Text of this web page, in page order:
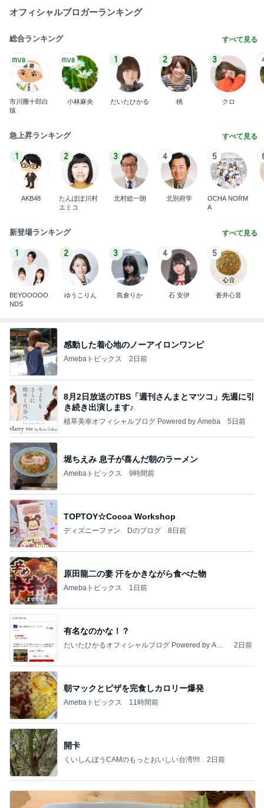
オフィシャルブロガーランキング
総合ランキング すべて見る
市川團十郎白
猿
小林麻央
1
だいたひかる
2
桃
3
クロ
急上昇ランキング すべて見る
1
AKB48
2
たんぽぽ川村
エミコ
3
北村総一朗
4
北別府学
5
OCHA NORM
A
新登場ランキング すべて見る
1
BEYOOOOO
NDS
2
ゆうこりん
3
島倉りか
4
石 安伊
5
蒼井心音
感動した着心地のノーアイロンワンピ
Amebaトピックス 2日前
8月2日放送のTBS「週刊さんまとマツコ」先週に引
き続き出演します♪
植草美幸オフィシャルブログ Powered by Ameba 5日前
堀ちえみ 息子が喜んだ朝のラーメン
Amebaトピックス 9時間前
TOPTOY☆Cocoa Workshop
ディズニーファン Dのブログ 8日前
原田龍二の妻 汗をかきながら食べた物
Amebaトピックス 1日前
有名なのかな！？
だいたひかるオフィシャルブログ Powered by Ame
2日前
朝マックとピザを完食しカロリー爆発
Amebaトピックス 11時間前
開卡
くいしんぼうCAMのもっとおいしい台湾!!!! 2日前